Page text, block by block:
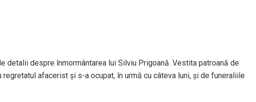
detalii despre înmormântarea lui Silviu Prigoană. Vestita patroană de
afacerist și s-a ocupat, în urmă cu câteva luni, și de funeraliile